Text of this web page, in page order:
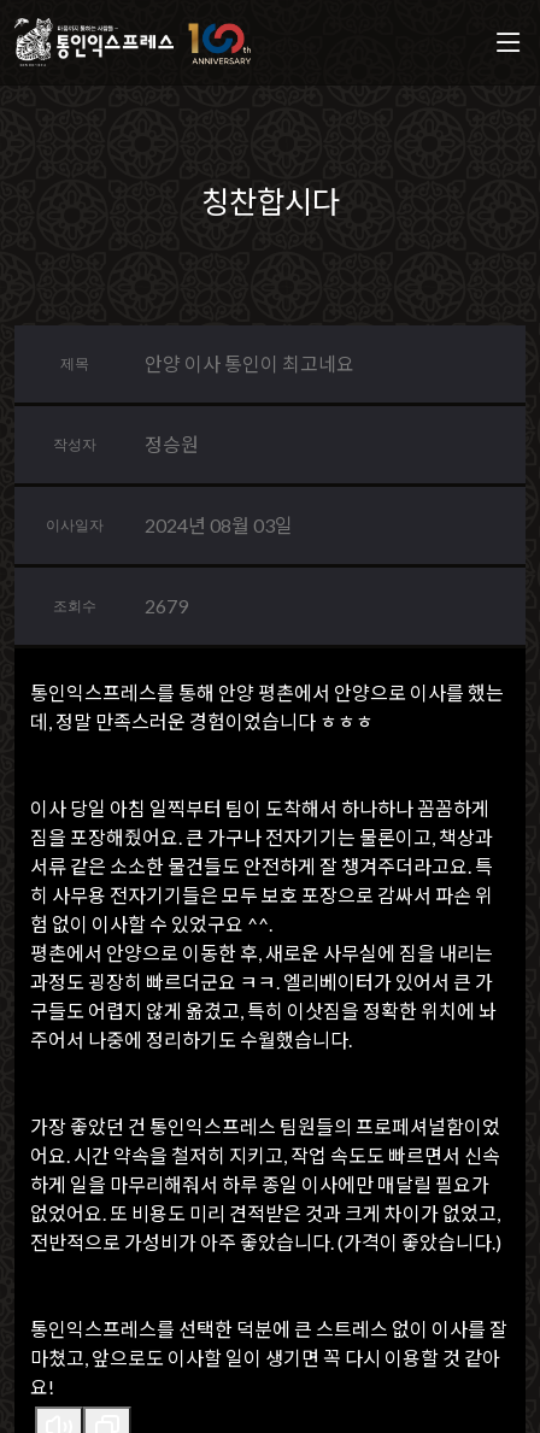
칭찬합시다
제목 안양 이사 통인이 최고네요
작성자 정승원
이사일자 2024년 08월 03일
조회수 2679
통인익스프레스를 통해 안양 평촌에서 안양으로 이사를 했는
데, 정말 만족스러운 경험이었습니다 ㅎㅎㅎ
이사 당일 아침 일찍부터 팀이 도착해서 하나하나 꼼꼼하게
짐을 포장해줬어요. 큰 가구나 전자기기는 물론이고, 책상과
서류 같은 소소한 물건들도 안전하게 잘 챙겨주더라고요. 특
히 사무용 전자기기들은 모두 보호 포장으로 감싸서 파손 위
험 없이 이사할 수 있었구요 ^^.
평촌에서 안양으로 이동한 후, 새로운 사무실에 짐을 내리는
과정도 굉장히 빠르더군요 ㅋㅋ. 엘리베이터가 있어서 큰 가
구들도 어렵지 않게 옮겼고, 특히 이삿짐을 정확한 위치에 놔
주어서 나중에 정리하기도 수월했습니다.
가장 좋았던 건 통인익스프레스 팀원들의 프로페셔널함이었
어요. 시간 약속을 철저히 지키고, 작업 속도도 빠르면서 신속
하게 일을 마무리해줘서 하루 종일 이사에만 매달릴 필요가
없었어요. 또 비용도 미리 견적받은 것과 크게 차이가 없었고,
전반적으로 가성비가 아주 좋았습니다. (가격이 좋았습니다.)
통인익스프레스를 선택한 덕분에 큰 스트레스 없이 이사를 잘
마쳤고, 앞으로도 이사할 일이 생기면 꼭 다시 이용할 것 같아
요!